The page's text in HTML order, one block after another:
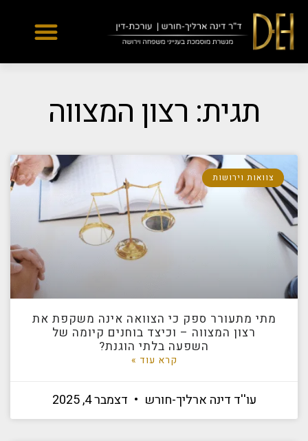
Yes
...
תגית: רצון המצווה
צוואות וירושות
מתי מתעורר ספק כי הצוואה אינה משקפת את
רצון המצווה – וכיצד בוחנים קיומה של
השפעה בלתי הוגנת?
קרא עוד »
עו''ד דינה ארליך-חורש דצמבר 4, 2025